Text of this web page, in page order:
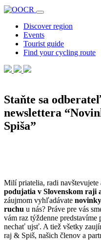
Discover region
Events
Tourist guide
Find your cycling route
Staňte sa
newslettera
Spiša”
Milí priatelia, radi navštevujete
podujatia v Slovenskom raji
záujmom vyhľadávate
ruchu u nás? Práve pre vás
vám raz týždenne predstavíme
nechať ujsť. A tiež všetky
raj & Spiš, našich členov a